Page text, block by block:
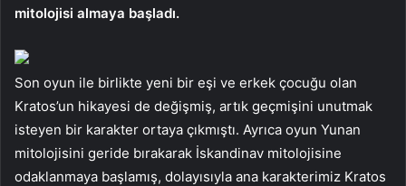
mitolojisi almaya başladı.
Son oyun ile birlikte yeni bir eşi ve erkek çocuğu olan
Kratos’un hikayesi de değişmiş, artık geçmişini unutmak
isteyen bir karakter ortaya çıkmıştı. Ayrıca oyun Yunan
mitolojisini geride bırakarak İskandinav mitolojisine
odaklanmaya başlamış, dolayısıyla ana karakterimiz Kratos